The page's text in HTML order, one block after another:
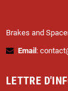
Brakes and
Email :
LETTRE